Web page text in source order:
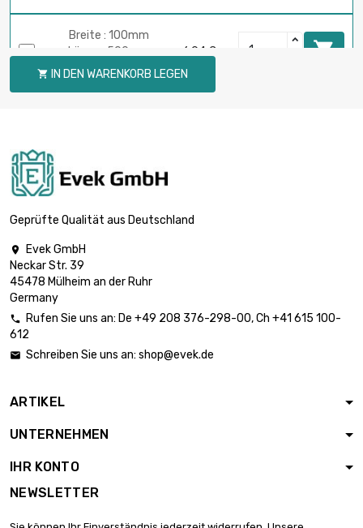
Breite : 100mm
Länge : 500mm
Dicke/Stärke : 1mm
6,94 € 
Breite : 100mm
Dicke/Stärke : 1mm
Breite : 100mm
Länge : 800mm
Dicke/Stärke : 1mm
Länge : 900mm
12,50 €
Länge : 1000mm
Länge : 150mm
Dicke/Stärke : 1mm
 IN DEN WARENKORB LEGEN
Geprüfte Qualität aus Deutschland

Evek GmbH
Neckar Str. 39
45478 Mülheim an der Ruhr
Germany
 Rufen Sie uns an: De +49 208 376-298-00, Ch +41 615 100-
612
 Schreiben Sie uns an: shop@evek.de
ARTIKEL
UNTERNEHMEN
IHR KONTO
NEWSLETTER